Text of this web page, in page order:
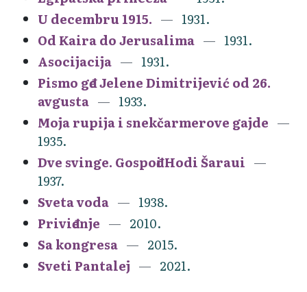
U decembru 1915.
1931.
Od Kaira do Jerusalima
1931.
Asocijacija
1931.
Pismo gđe Jelene Dimitrijević od 26.
avgusta
1933.
Moja rupija i snekčarmerove gajde
1935.
Dve svinge. Gospođi Hodi Šaraui
1937.
Sveta voda
1938.
Priviđenje
2010.
Sa kongresa
2015.
Sveti Pantalej
2021.